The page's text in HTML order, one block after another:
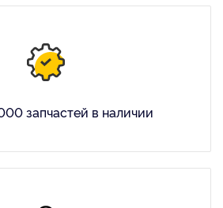
запчастей в наличии